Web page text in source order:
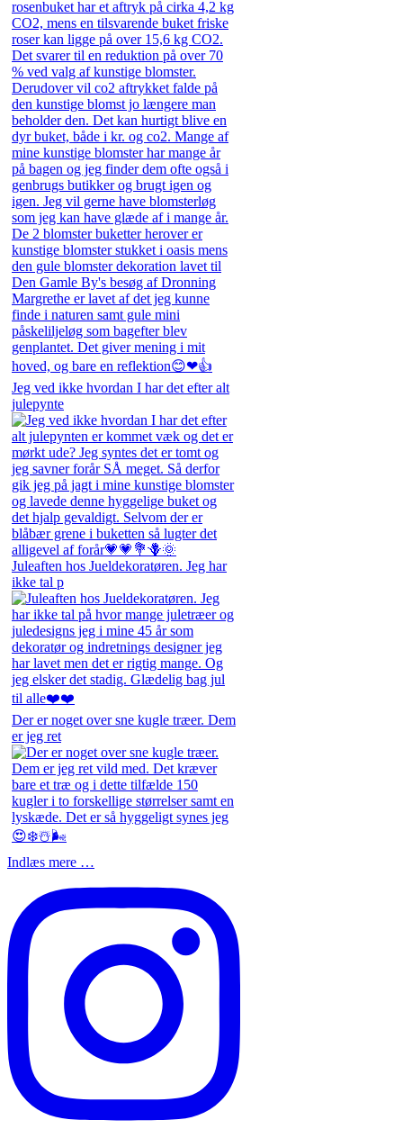
Jeg ved ikke hvordan I har det efter alt
julepynte
Juleaften hos Jueldekoratøren. Jeg har
ikke tal p
Der er noget over sne kugle træer. Dem
er jeg ret
Indlæs mere …